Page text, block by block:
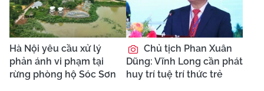
Hà Nội yêu cầu xử lý
phản ánh vi phạm tại
rừng phòng hộ Sóc Sơn
Chủ tịch Phan Xuân
Dũng: Vĩnh Long cần phát
huy trí tuệ trí thức trẻ